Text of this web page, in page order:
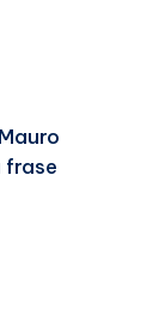
frase